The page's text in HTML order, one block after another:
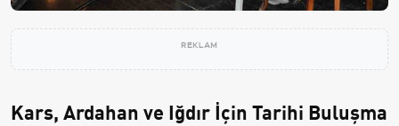
REKLAM
Kars, Ardahan ve Iğdır İçin Tarihi Buluşma